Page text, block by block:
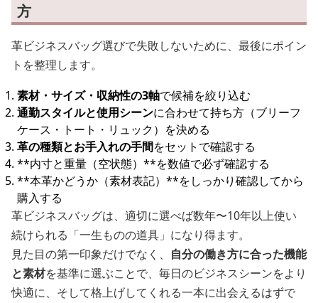
方
革ビジネスバッグ選びで失敗しないために、最後にポイン
トを整理します。
素材・サイズ・収納性の3軸で候補を絞り込む
通勤スタイルと使用シーンに合わせて持ち方（ブリーフ
ケース・トート・リュック）を決める
革の種類とお手入れの手間をセットで確認する
**内寸と重量（空状態）**を数値で必ず確認する
**本革かどうか（素材表記）**をしっかり確認してから
購入する
革ビジネスバッグは、適切に選べば数年〜10年以上使い
続けられる「一生ものの道具」になり得ます。
見た目の第一印象だけでなく、 自分の働き方に合った機能
と素材を基準に選ぶことで、毎日のビジネスシーンをより
快適に、そして格上げしてくれる一本に出会えるはずで